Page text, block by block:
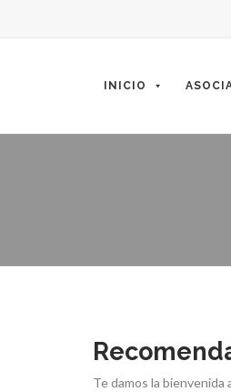
content
INICIO
Te damos la